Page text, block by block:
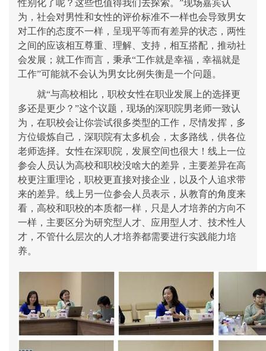
性别化了呢？这些也值得我们去探索。”现场嘉宾认
为，社会对男性和女性的评价标准不一样也会导致男女
对工作的态度不一样，呈现平等而有差异的状态，两性
之间的应该相互尊重、理解、支持，相互搭配，推动社
会发展；就工作而言，秉承“工作就是幸福，幸福就是
工作”可能就不会认为男女比例失衡是一个问题。
就“与高校相比，职校女性在职业发展上的选择更
多还是更少？”这个议题，现场的深职院男老师一致认
为，在职校会让你尝试很多类型的工作，尽情发挥，多
方位锻炼自己，深职院有太多机会，太多路线，供各位
老师选择。女性在深职院，发展空间也很大！线上一位
参会人员认为高校和职校没啥大的差异，主要差异在高
校更注重理论，职校更直接对接企业，以及个人追求带
来的差异。线上另一位参会人员表示，从教育的角度来
看，高校和职校的本质都一样，只是人才培养的方向不
一样，主要区分为研究型人才、应用型人才、技术性人
才，不管什么层次的人才培养都需要进行实践能力培
养。